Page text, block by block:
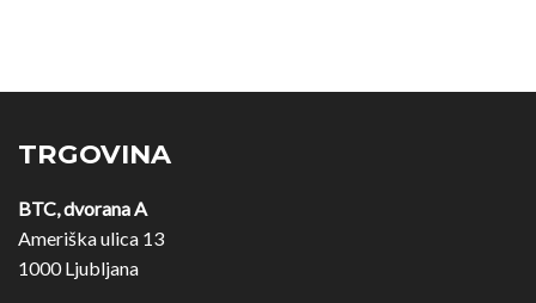
TRGOVINA
BTC, dvorana A
Ameriška ulica 13
1000 Ljubljana